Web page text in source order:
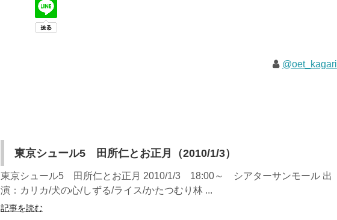
@oet_kagari
東京シュール5 田所仁とお正月（2010/1/3）
東京シュール5 田所仁とお正月 2010/1/3 18:00～ シアターサンモール 出
演：カリカ/犬の心/しずる/ライス/かたつむり林 ...
記事を読む